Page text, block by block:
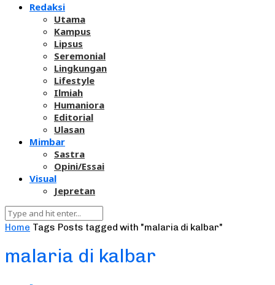
Redaksi
Utama
Kampus
Lipsus
Seremonial
Lingkungan
Lifestyle
Ilmiah
Humaniora
Editorial
Ulasan
Mimbar
Sastra
Opini/Essai
Visual
Jepretan
Home Tags Posts tagged with "malaria di kalbar"
malaria di kalbar